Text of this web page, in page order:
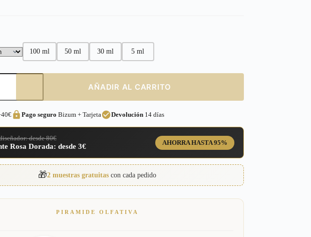
3,00€
hasta
16,95€
100 ml 50 ml 30 ml 5 ml
AÑADIR AL CARRITO
Pago seguro Bizum + Tarjeta Devolución14 días
desde 80€
Rosa Dorada: desde 3€ AHORRA HASTA 95%
🎁2 muestras gratuitas con cada pedido
PIRAMIDE OLFATIVA